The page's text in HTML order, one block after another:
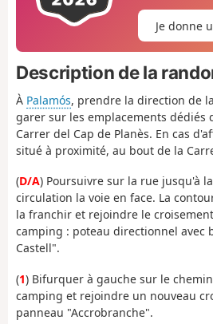
Je donne
Description de la
À Palamós, prendre la direction de
garer sur les emplacements dédiés
Carrer del Cap de Planès. En cas
situé à proximité, au bout de la
(D/A) Poursuivre sur la rue jusqu'à
circulation la voie en face. La
la franchir et rejoindre le
camping : poteau directionnel avec
Castell".
(1) Bifurquer à gauche sur le
camping et rejoindre un nouveau
panneau "Accrobranche".